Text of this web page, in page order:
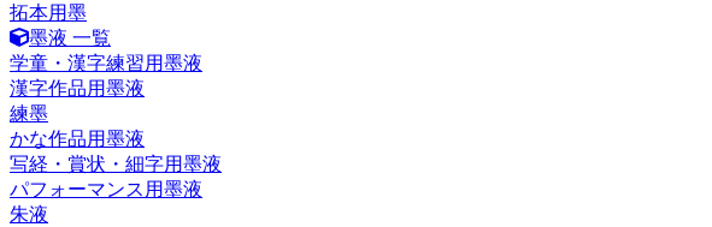
拓本用墨
墨液 一覧
学童・漢字練習用墨液
漢字作品用墨液
練墨
かな作品用墨液
写経・賞状・細字用墨液
パフォーマンス用墨液
朱液